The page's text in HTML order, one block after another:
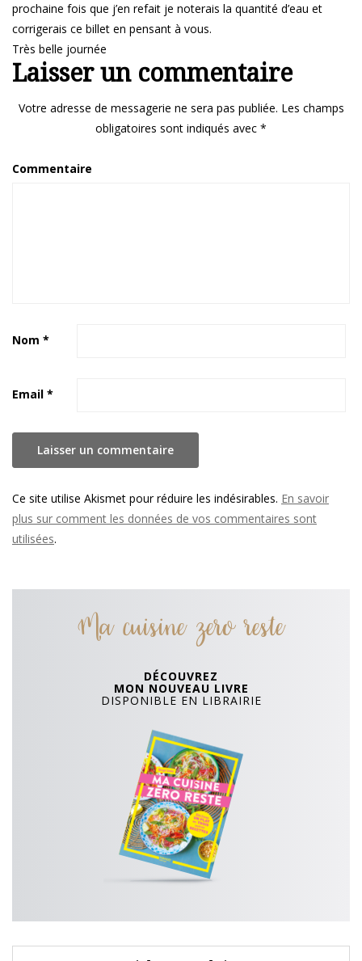
prochaine fois que j’en refait je noterais la quantité d’eau et
corrigerais ce billet en pensant à vous.
Très belle journée
Laisser un commentaire
Votre adresse de messagerie ne sera pas publiée. Les champs
obligatoires sont indiqués avec *
Commentaire
Nom *
Email *
Ce site utilise Akismet pour réduire les indésirables. En savoir
plus sur comment les données de vos commentaires sont
utilisées.
Ma cuisine zero reste
DÉCOUVREZ
MON NOUVEAU LIVRE
DISPONIBLE EN LIBRAIRIE